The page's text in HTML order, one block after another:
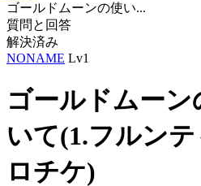
ゴールドムーンの使い...
質問と回答
解決済み
NONAME Lv1
ゴールドムー
いて(1.フルン
ロチケ)